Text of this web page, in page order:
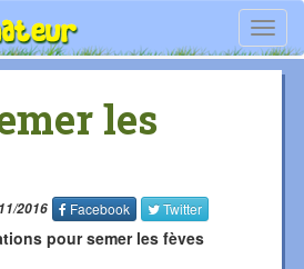
les
2016 Facebook Twitter
pour semer les fèves